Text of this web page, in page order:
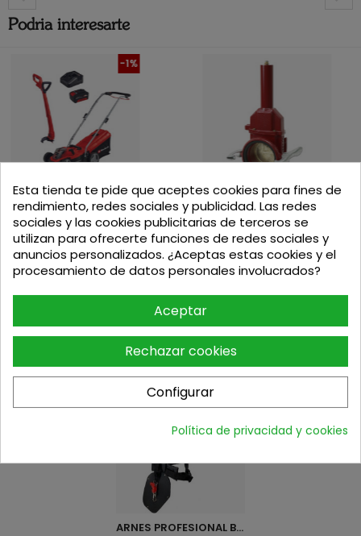
Podria interesarte
KIT DE MAQUINAS DE...
Precio base
199 €Precio
197,95€
-1%
VÁLVULA HERTELL BURU-150...
Precio
629,20 €
Los clientes que adquirieron este producto
también compraron:
ARNES PROFESIONAL BENZA
Esta tienda te pide que aceptes cookies para fines de
rendimiento, redes sociales y publicidad. Las redes
sociales y las cookies publicitarias de terceros se
utilizan para ofrecerte funciones de redes sociales y
anuncios personalizados. ¿Aceptas estas cookies y el
procesamiento de datos personales involucrados?
Aceptar
Rechazar cookies
Configurar
Política de privacidad y cookies